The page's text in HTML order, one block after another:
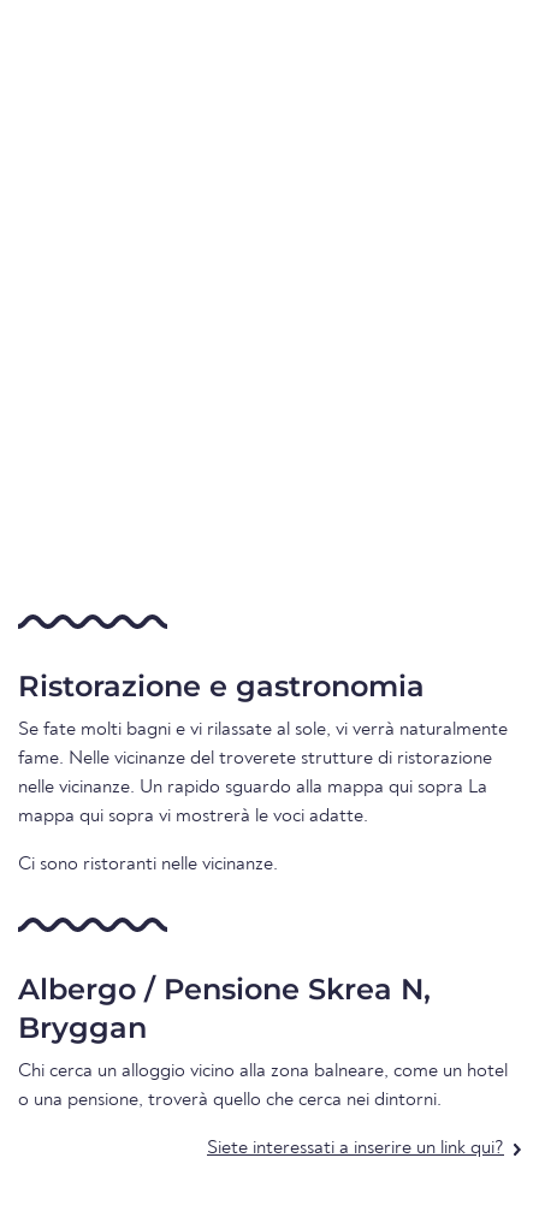
Ristorazione e gastronomia
Se fate molti bagni e vi rilassate al sole, vi verrà naturalmente
fame. Nelle vicinanze del troverete strutture di ristorazione
nelle vicinanze. Un rapido sguardo alla mappa qui sopra La
mappa qui sopra vi mostrerà le voci adatte.
Ci sono ristoranti nelle vicinanze.
Albergo / Pensione Skrea N,
Bryggan
Chi cerca un alloggio vicino alla zona balneare, come un hotel
o una pensione, troverà quello che cerca nei dintorni.
Siete interessati a inserire un link qui?